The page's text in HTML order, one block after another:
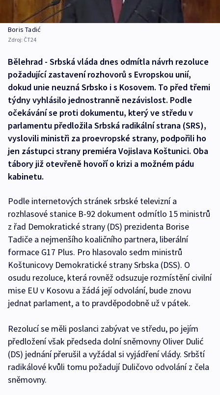
Boris Tadić
Zdroj: ČT24
Bělehrad - Srbská vláda dnes odmítla návrh rezoluce
požadující zastavení rozhovorů s Evropskou unií,
dokud unie neuzná Srbsko i s Kosovem. To před třemi
týdny vyhlásilo jednostranně nezávislost. Podle
očekávání se proti dokumentu, který ve středu v
parlamentu předložila Srbská radikální strana (SRS),
vyslovili ministři za proevropské strany, podpořili ho
jen zástupci strany premiéra Vojislava Koštunici. Oba
tábory již otevřeně hovoří o krizi a možném pádu
kabinetu.
Podle internetových stránek srbské televizní a
rozhlasové stanice B-92 dokument odmítlo 15 ministrů
z řad Demokratické strany (DS) prezidenta Borise
Tadiče a nejmenšího koaličního partnera, liberální
formace G17 Plus. Pro hlasovalo sedm ministrů
Koštunicovy Demokratické strany Srbska (DSS). O
osudu rezoluce, která rovněž odsuzuje rozmístění civilní
mise EU v Kosovu a žádá její odvolání, bude znovu
jednat parlament, a to pravděpodobně už v pátek.
Rezolucí se měli poslanci zabývat ve středu, po jejím
předložení však předseda dolní sněmovny Oliver Dulić
(DS) jednání přerušil a vyžádal si vyjádření vlády. Srbští
radikálové kvůli tomu požadují Duličovo odvolání z čela
sněmovny.